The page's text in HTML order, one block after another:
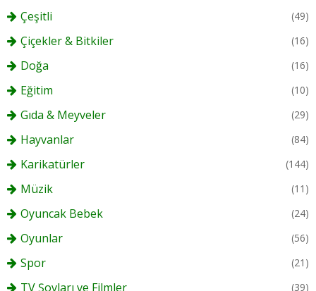
Çeşitli (49)
Çiçekler & Bitkiler (16)
Doğa (16)
Eğitim (10)
Gıda & Meyveler (29)
Hayvanlar (84)
Karikatürler (144)
Müzik (11)
Oyuncak Bebek (24)
Oyunlar (56)
Spor (21)
TV Şovları ve Filmler (39)